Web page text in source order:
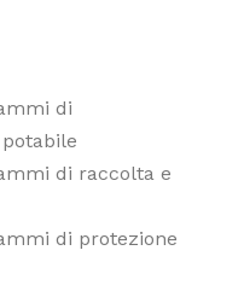
di
di raccolta e
di protezione